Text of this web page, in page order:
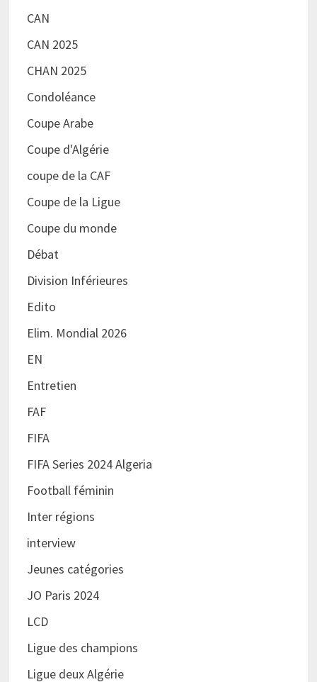
CAN
CAN 2025
CHAN 2025
Condoléance
Coupe Arabe
Coupe d'Algérie
coupe de la CAF
Coupe de la Ligue
Coupe du monde
Débat
Division Inférieures
Edito
Elim. Mondial 2026
EN
Entretien
FAF
FIFA
FIFA Series 2024 Algeria
Football féminin
Inter régions
interview
Jeunes catégories
JO Paris 2024
LCD
Ligue des champions
Ligue deux Algérie